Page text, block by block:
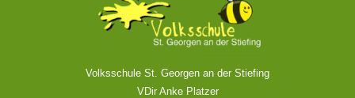
Volksschule St. Georgen an der Stiefing
VDir Anke Platzer